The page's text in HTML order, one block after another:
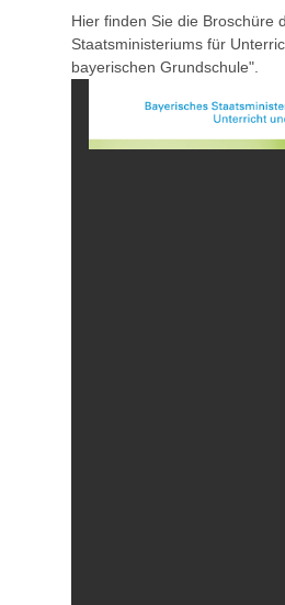
Hier finden Sie die Broschüre
Staatsministeriums für
bayerischen Grundschule".